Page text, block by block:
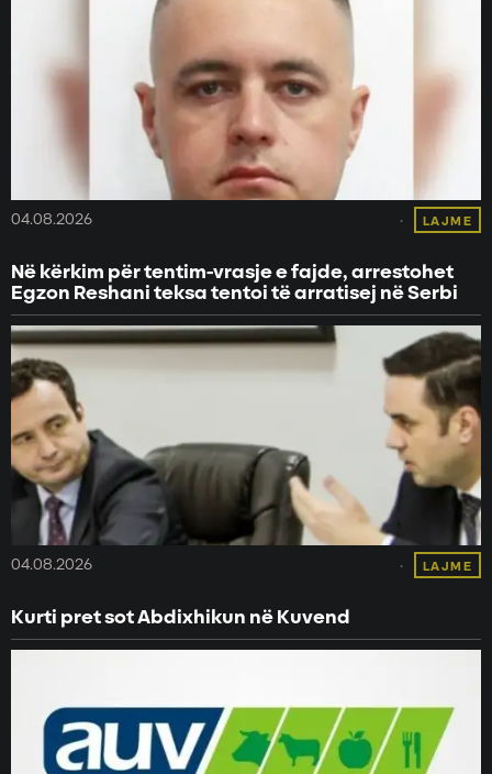
04.08.2026 LAJME
Në kërkim për tentim-vrasje e fajde, arrestohet
Egzon Reshani teksa tentoi të arratisej në Serbi
04.08.2026 LAJME
Kurti pret sot Abdixhikun në Kuvend